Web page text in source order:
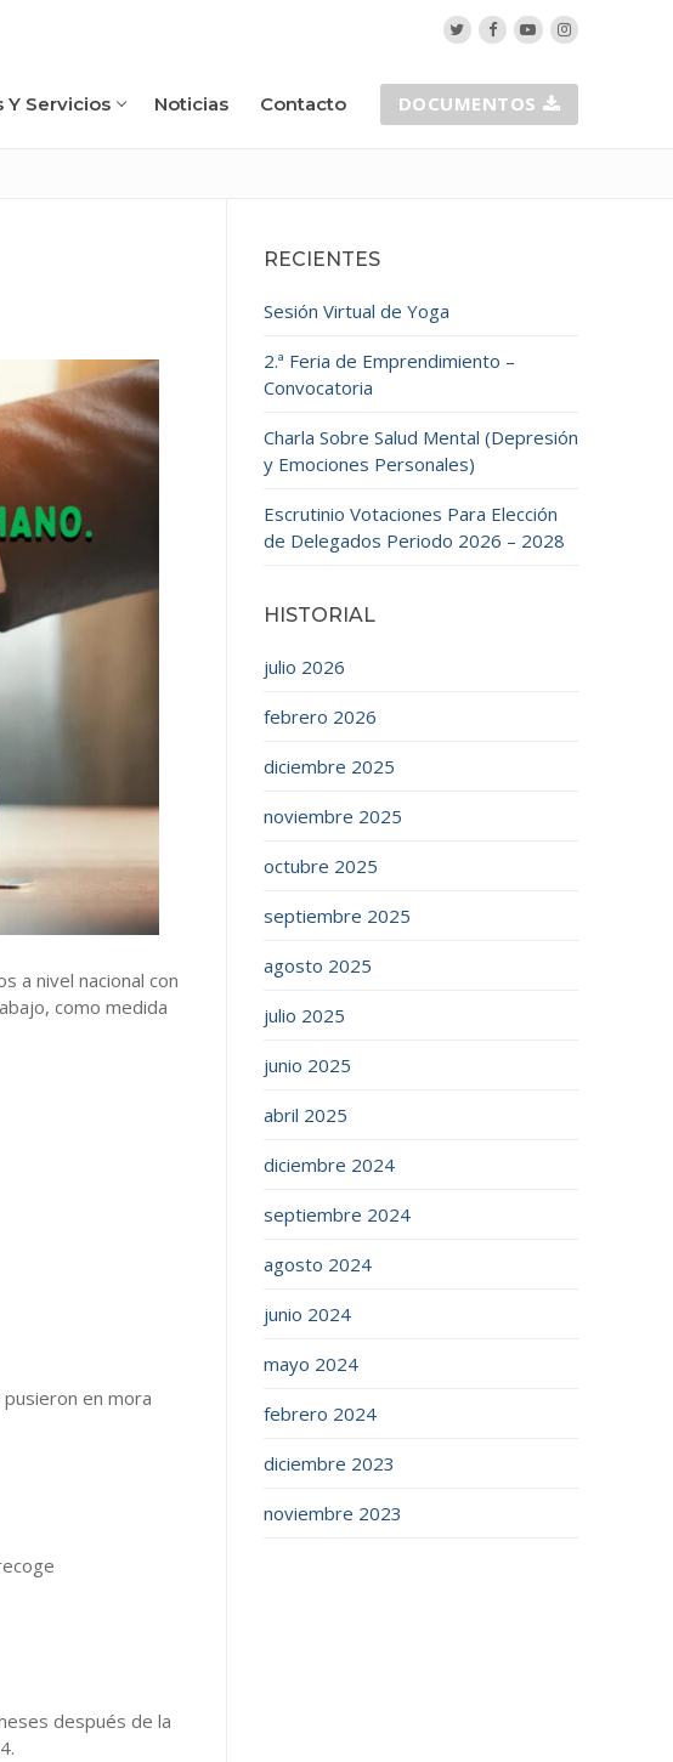
Y Servicios Noticias Contacto DOCUMENTOS
a nivel nacional con
como medida
en mora
después de la
RECIENTES
Sesión Virtual de Yoga
2.ª Feria de Emprendimiento –
Convocatoria
Charla Sobre Salud Mental (Depresión
y Emociones Personales)
Escrutinio Votaciones Para Elección
de Delegados Periodo 2026 – 2028
HISTORIAL
julio 2026
febrero 2026
diciembre 2025
noviembre 2025
octubre 2025
septiembre 2025
agosto 2025
julio 2025
junio 2025
abril 2025
diciembre 2024
septiembre 2024
agosto 2024
junio 2024
mayo 2024
febrero 2024
diciembre 2023
noviembre 2023